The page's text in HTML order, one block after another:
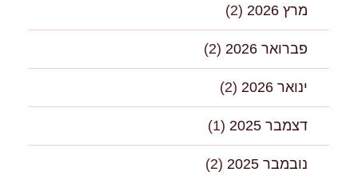
מרץ 2026 (2)
פברואר 2026 (2)
ינואר 2026 (2)
דצמבר 2025 (1)
נובמבר 2025 (2)